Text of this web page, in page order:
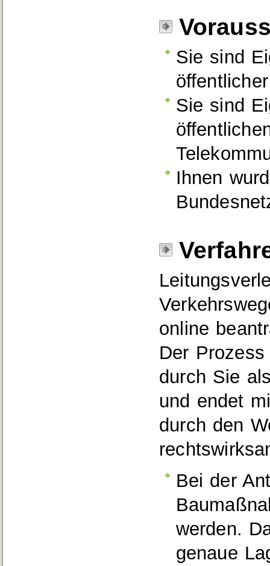
Sie sind
Sie sind
Ihnen
online
Der
durch Sie
und endet
durch den
Bei der
werden.
genaue